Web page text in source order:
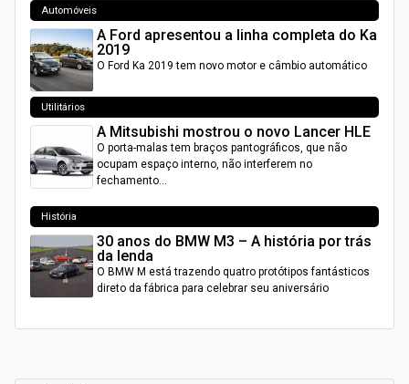
Automóveis
A Ford apresentou a linha completa do Ka
2019
O Ford Ka 2019 tem novo motor e câmbio automático
Utilitários
A Mitsubishi mostrou o novo Lancer HLE
O porta-malas tem braços pantográficos, que não
ocupam espaço interno, não interferem no
fechamento…
História
30 anos do BMW M3 – A história por trás
da lenda
O BMW M está trazendo quatro protótipos fantásticos
direto da fábrica para celebrar seu aniversário